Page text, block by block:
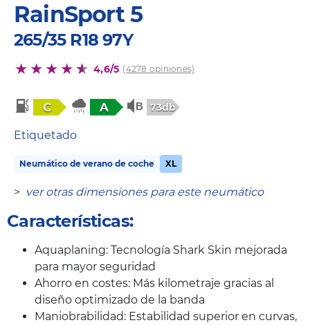
RainSport 5
265/35 R18 97Y
4,6/5 (4278 opiniones)
C A 73db
Etiquetado
Neumático de verano de coche XL
> ver otras dimensiones para este neumático
Características:
Aquaplaning: Tecnología Shark Skin mejorada
para mayor seguridad
Ahorro en costes: Más kilometraje gracias al
diseño optimizado de la banda
Maniobrabilidad: Estabilidad superior en curvas,